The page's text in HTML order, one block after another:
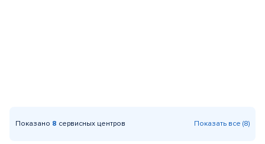
Показано 8 сервисных центров Показать все (8)